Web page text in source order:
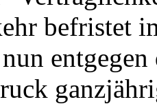
befristet